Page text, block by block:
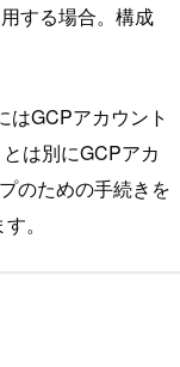
する場合。構成
はGCPアカウント
は別にGCPアカ
のための手続きを
。